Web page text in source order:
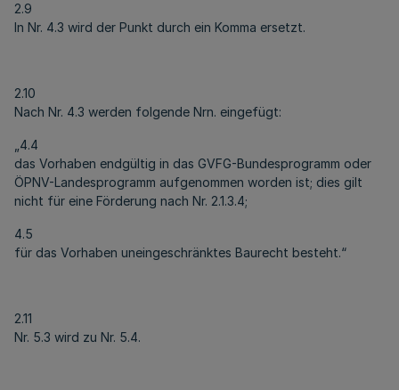
2.9
In Nr. 4.3 wird der Punkt durch ein Komma ersetzt.
2.10
Nach Nr. 4.3 werden folgende Nrn. eingefügt:
„4.4
das Vorhaben endgültig in das GVFG-Bundesprogramm oder
ÖPNV-Landesprogramm aufgenommen worden ist; dies gilt
nicht für eine Förderung nach Nr. 2.1.3.4;
4.5
für das Vorhaben uneingeschränktes Baurecht besteht.“
2.11
Nr. 5.3 wird zu Nr. 5.4.